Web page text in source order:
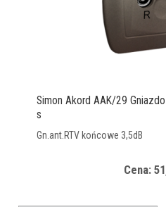
Simon Akord AAK/29
s
Gn.ant.RTV końcowe 3,5dB
Cena: